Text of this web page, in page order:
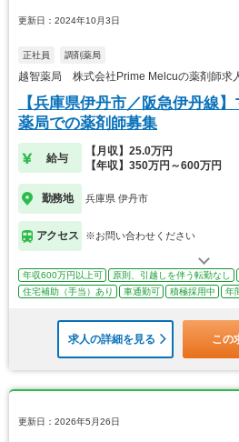
更新日：2024年10月3日
正社員 調剤薬局
越智薬局 株式会社Prime Melcuの薬剤師求
【兵庫県伊丹市／阪急伊丹線
薬局での薬剤師募集
給与
【月収】25.0万円
【年収】350万円～600万円
勤務地 兵庫県 伊丹市
アクセス ※お問い合わせください
年収600万円以上可 原則、引越しを伴う転勤なし
住宅補助（手当）あり
車通勤可 積極採用中 年
求人の詳細を見る この
更新日：2026年5月26日